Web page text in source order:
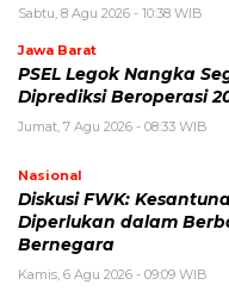
Sabtu, 8 Agu 2026 - 10:38 WIB
Jawa Barat
PSEL Legok Nangka
Diprediksi Beroperasi
Jumat, 7 Agu 2026 - 08:33 WIB
Nasional
Diskusi FWK:
Diperlukan dalam
Bernegara
Kamis, 6 Agu 2026 - 09:09 WIB